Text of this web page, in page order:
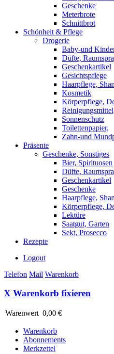
Geschenke
Meterbrote
Schnittbrot
Schönheit & Pflege
Drogerie
Baby-und
Düfte,
Geschenkartikel
Gesichtspflege
Haarpflege,
Kosmetik
Körperpflege,
Sonnenschutz
Toilettenpapier,
Zahn-und
Präsente
Geschenke, Sonstiges
Bier, Spirituosen
Düfte,
Geschenkartikel
Geschenke
Haarpflege,
Körperpflege,
Lektüre
Saatgut, Garten
Sekt, Prosecco
Rezepte
Logout
Telefon Mail Warenkorb
X Warenkorb fixieren
Warenwert 0,00 €
Warenkorb
Abonnements
Merkzettel